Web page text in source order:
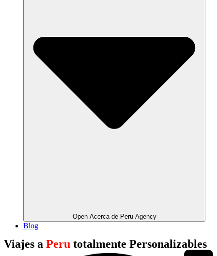
Open Acerca de Peru Agency
Blog
Viajes a Peru totalmente Personalizables